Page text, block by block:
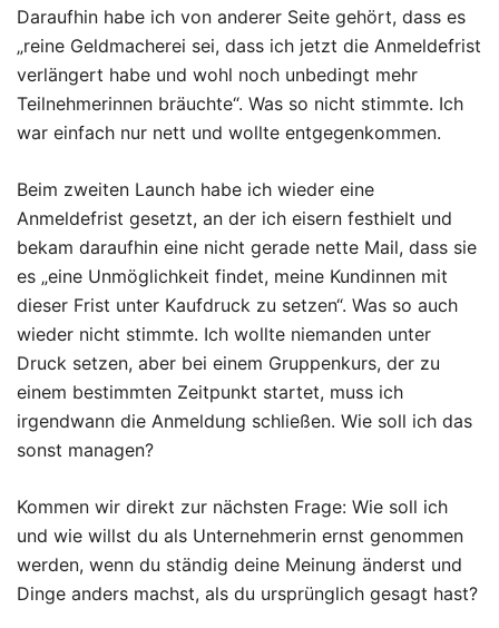
Daraufhin habe ich von anderer Seite gehört, dass es
„reine Geldmacherei sei, dass ich jetzt die Anmeldefrist
verlängert habe und wohl noch unbedingt mehr
Teilnehmerinnen bräuchte“. Was so nicht stimmte. Ich
war einfach nur nett und wollte entgegenkommen.
Beim zweiten Launch habe ich wieder eine
Anmeldefrist gesetzt, an der ich eisern festhielt und
bekam daraufhin eine nicht gerade nette Mail, dass sie
es „eine Unmöglichkeit findet, meine Kundinnen mit
dieser Frist unter Kaufdruck zu setzen“. Was so auch
wieder nicht stimmte. Ich wollte niemanden unter
Druck setzen, aber bei einem Gruppenkurs, der zu
einem bestimmten Zeitpunkt startet, muss ich
irgendwann die Anmeldung schließen. Wie soll ich das
sonst managen?
Kommen wir direkt zur nächsten Frage: Wie soll ich
und wie willst du als Unternehmerin ernst genommen
werden, wenn du ständig deine Meinung änderst und
Dinge anders machst, als du ursprünglich gesagt hast?